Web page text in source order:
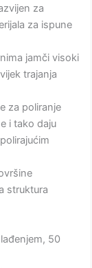
za
za ispune
jamči visoki
trajanja
za poliranje
i tako daju
struktura
50